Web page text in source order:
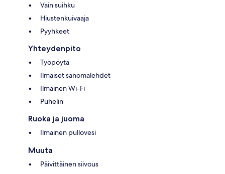
Vain suihku
Hiustenkuivaaja
Pyyhkeet
Yhteydenpito
Työpöytä
Ilmaiset sanomalehdet
Ilmainen Wi-Fi
Puhelin
Ruoka ja juoma
Ilmainen pullovesi
Muuta
Päivittäinen siivous